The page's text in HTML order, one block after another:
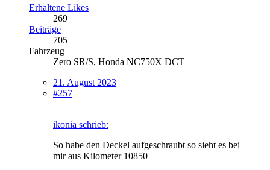
Erhaltene Likes
269
Beiträge
705
Fahrzeug
Zero SR/S, Honda NC750X DCT
21. August 2023
#257
ikonia schrieb:
So habe den Deckel aufgeschraubt so sieht es bei
mir aus Kilometer 10850